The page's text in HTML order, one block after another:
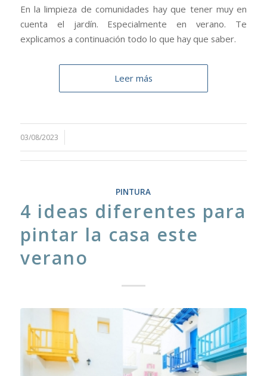
En la limpieza de comunidades hay que tener muy en
cuenta el jardín. Especialmente en verano. Te
explicamos a continuación todo lo que hay que saber.
Leer más
03/08/2023
PINTURA
4 ideas diferentes para
pintar la casa este
verano